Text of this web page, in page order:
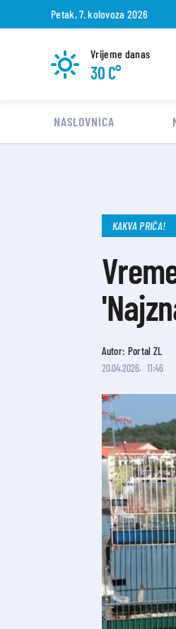
Petak, 7. kolovoza 2026
Vrijeme danas
30 C°
NASLOVNICA
KAKVA PRIČA!
Autor: Portal ZL
20.04.2026. 11:46